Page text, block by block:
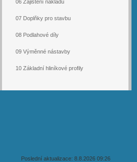
Poslední aktualizace: 8.8.2026 09:26
06 Zajištění nákladu
07 Doplňky pro stavbu
08 Podlahové díly
09 Výměnné nástavby
10 Základní hliníkové profily